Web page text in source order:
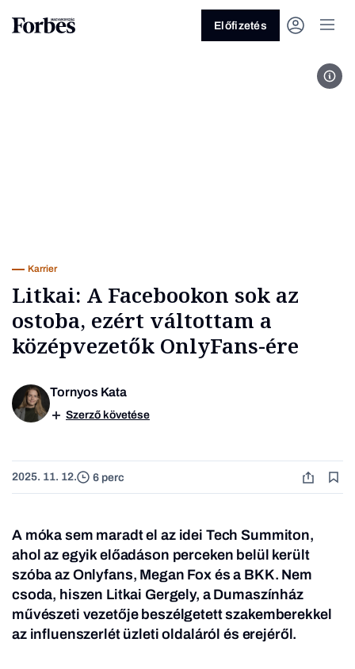
Előfizetés
Karrier
Litkai: A Facebookon sok az
ostoba, ezért váltottam a
középvezetők OnlyFans-ére
Tornyos Kata
Szerző követése
2025. 11. 12. 6 perc
A móka sem maradt el az idei Tech Summiton,
ahol az egyik előadáson perceken belül került
szóba az Onlyfans, Megan Fox és a BKK. Nem
csoda, hiszen Litkai Gergely, a Dumaszínház
művészeti vezetője beszélgetett szakemberekkel
az influenszerlét üzleti oldaláról és erejéről.